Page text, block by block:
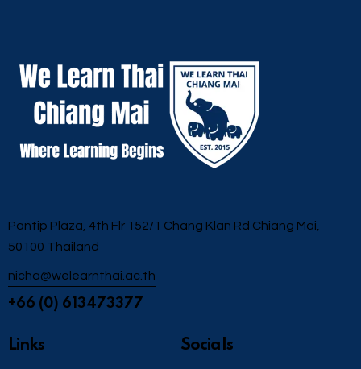
Pantip Plaza, 4th Flr 152/1 Chang Klan Rd Chiang Mai,
50100 Thailand
nicha@welearnthai.ac.th
+66 (0) 613473377
Links Socials